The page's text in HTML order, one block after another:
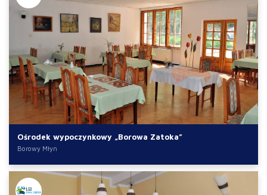
Ośrodek wypoczynkowy „Borowa Zatoka”
Borowy Młyn